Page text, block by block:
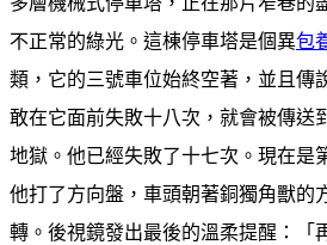
不正常的綠光。這棟停車塔是個異包
類，它的三號車位始終空著，並且傳
敢在它面前失敗十八次，就會被傳送
地獄。他已經失敗了十七次。現在是
他打了方向盤，車頭朝著銅獨角獸的
轉。後視鏡發出最後的溫柔提醒：「